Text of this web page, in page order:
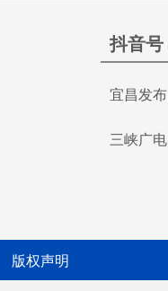
抖音号
宜昌发布
三峡广电
版权声明